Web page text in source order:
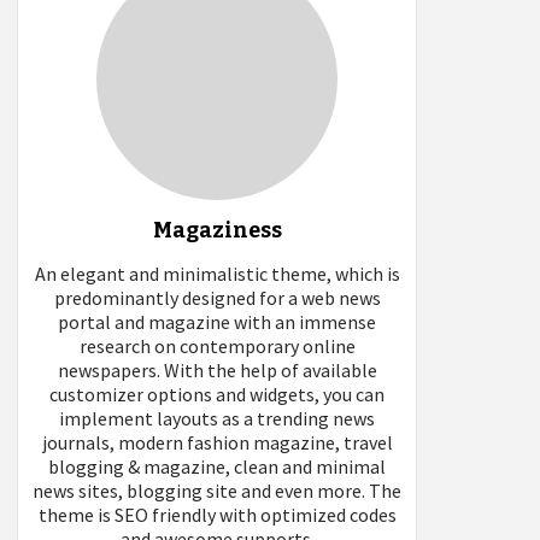
Magaziness
An elegant and minimalistic theme, which is
predominantly designed for a web news
portal and magazine with an immense
research on contemporary online
newspapers. With the help of available
customizer options and widgets, you can
implement layouts as a trending news
journals, modern fashion magazine, travel
blogging & magazine, clean and minimal
news sites, blogging site and even more. The
theme is SEO friendly with optimized codes